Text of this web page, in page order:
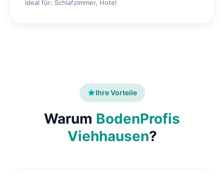
Ideal für: Schlafzimmer, Hotel
Ihre Vorteile
Warum BodenProfis
Viehhausen?